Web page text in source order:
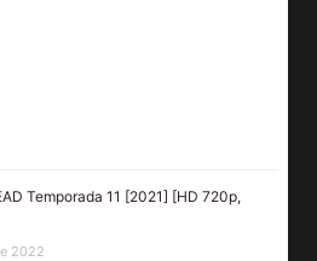
Temporada 11 [2021] [HD 720p,
2022